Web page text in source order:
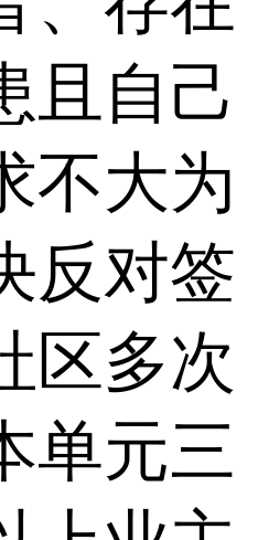
且自己
不大为
反对签
区多次
单元三